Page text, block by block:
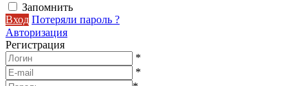
Запомнить
Вход Потеряли пароль ?
Авторизация
Регистрация
*
*